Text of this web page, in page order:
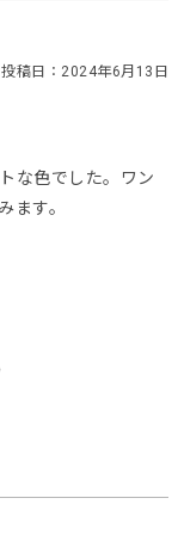
投稿日：2024年6月13日
な色でした。ワン
ます。